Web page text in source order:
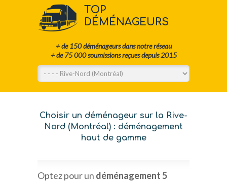
TOP
DÉMÉNAGEURS
+ de 150 déménageurs dans notre réseau
+ de 75 000 soumissions reçues depuis 2015
Choisir un déménageur sur la Rive-
Nord (Montréal) : déménagement
haut de gamme
Optez pour un déménagement 5